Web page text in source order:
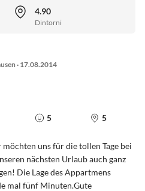
4.90
Dintorni
· 17.08.2014
5 5
uns für die tollen Tage bei
nächsten Urlaub auch ganz
Die Lage des Appartmens
mal fünf Minuten.Gute